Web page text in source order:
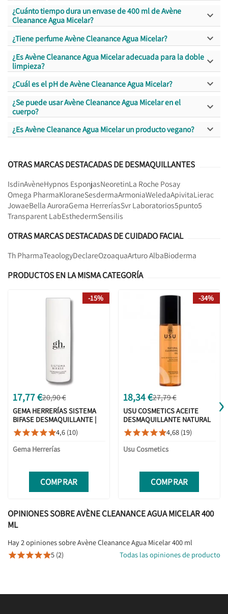
¿Cuánto tiempo dura un envase de 400 ml de Avène
Cleanance Agua Micelar?

¿Tiene perfume Avène Cleanance Agua Micelar? 
¿Es Avène Cleanance Agua Micelar adecuada para la doble
limpieza?

¿Cuál es el pH de Avène Cleanance Agua Micelar? 
¿Se puede usar Avène Cleanance Agua Micelar en el
cuerpo?

¿Es Avène Cleanance Agua Micelar un producto vegano? 
OTRAS MARCAS DESTACADAS DE DESMAQUILLANTES
IsdinAvèneHypnos EsponjasNeoretinLa Roche Posay
Omega PharmaKloraneSesdermaArmoniaWeledaApivitaLierac
JowaeBella AuroraGema HerreríasSvr Laboratorios5punto5
Transparent LabEsthedermSensilis
OTRAS MARCAS DESTACADAS DE CUIDADO FACIAL
Th PharmaTeaologyDeclareOzoaquaArturo AlbaBioderma
PRODUCTOS EN LA MISMA CATEGORÍA
17,77 €20,90 €
GEMA HERRERÍAS SISTEMA
BIFASE DESMAQUILLANTE |
OJOS Y LABIOS 150ML
4,6 (10)
Gema Herrerías
COMPRAR
-15%
18,34 €27,79 €
USU COSMETICS ACEITE
DESMAQUILLANTE NATURAL
100ML
4,68 (19)
Usu Cosmetics
COMPRAR
-34%
›
OPINIONES SOBRE AVÈNE CLEANANCE AGUA MICELAR 400
ML
Hay 2 opiniones sobre Avène Cleanance Agua Micelar 400 ml
5 (2) Todas las opiniones de producto